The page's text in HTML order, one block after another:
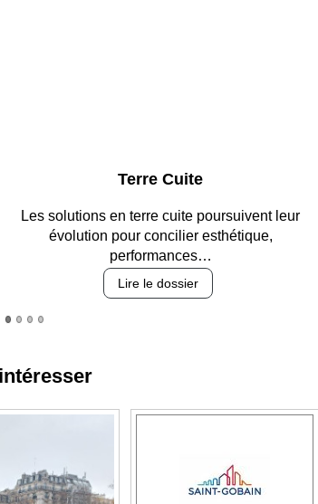
Parking et garages
Entre circulation, sécurisation des accès, durabilité
des revêtements et intégration…
Lire le dossier